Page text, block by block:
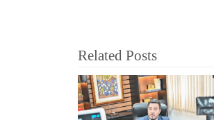
Related Posts